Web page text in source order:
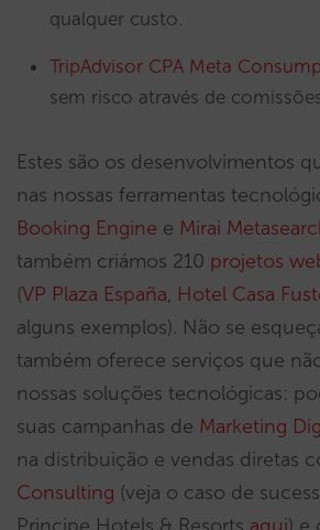
qualquer custo.
TripAdvisor CPA Meta
sem risco através de
Estes são os desenvolvimentos
nas nossas ferramentas
Booking Engine e Mirai
também criámos 210 projetos
(VP Plaza España, Hotel Casa
alguns exemplos). Não se
também oferece serviços que
nossas soluções tecnológicas:
suas campanhas de Marketing
na distribuição e vendas diretas
Consulting (veja o caso de